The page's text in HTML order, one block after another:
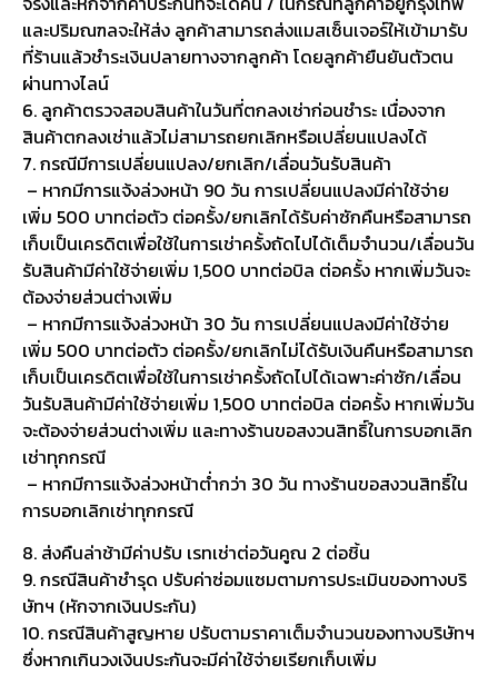
และปริมณฑลจะให้ส่ง ลูกค้าสามารถส่งแมสเซ็นเจอร์ให้เข้ามารับ
ที่ร้านแล้วชำระเงินปลายทางจากลูกค้า โดยลูกค้ายืนยันตัวตน
ผ่านทางไลน์
6. ลูกค้าตรวจสอบสินค้าในวันที่ตกลงเช่าก่อนชำระ เนื่องจาก
สินค้าตกลงเช่าแล้วไม่สามารถยกเลิกหรือเปลี่ยนแปลงได้
7. กรณีมีการเปลี่ยนแปลง/ยกเลิก/เลื่อนวันรับสินค้า
– หากมีการแจ้งล่วงหน้า 90 วัน การเปลี่ยนแปลงมีค่าใช้จ่าย
เพิ่ม 500 บาทต่อตัว ต่อครั้ง/ยกเลิกได้รับค่าซักคืนหรือสามารถ
เก็บเป็นเครดิตเพื่อใช้ในการเช่าครั้งถัดไปได้เต็มจำนวน/เลื่อนวัน
รับสินค้ามีค่าใช้จ่ายเพิ่ม 1,500 บาทต่อบิล ต่อครั้ง หากเพิ่มวันจะ
ต้องจ่ายส่วนต่างเพิ่ม
– หากมีการแจ้งล่วงหน้า 30 วัน การเปลี่ยนแปลงมีค่าใช้จ่าย
เพิ่ม 500 บาทต่อตัว ต่อครั้ง/ยกเลิกไม่ได้รับเงินคืนหรือสามารถ
เก็บเป็นเครดิตเพื่อใช้ในการเช่าครั้งถัดไปได้เฉพาะค่าซัก/เลื่อน
วันรับสินค้ามีค่าใช้จ่ายเพิ่ม 1,500 บาทต่อบิล ต่อครั้ง หากเพิ่มวัน
จะต้องจ่ายส่วนต่างเพิ่ม และทางร้านขอสงวนสิทธิ์ในการบอกเลิก
เช่าทุกกรณี
– หากมีการแจ้งล่วงหน้าต่ำกว่า 30 วัน ทางร้านขอสงวนสิทธิ์ใน
การบอกเลิกเช่าทุกกรณี
8. ส่งคืนล่าช้ามีค่าปรับ เรทเช่าต่อวันคูณ 2 ต่อชิ้น
9. กรณีสินค้าชำรุด ปรับค่าซ่อมแซมตามการประเมินของทางบริ
ษัทฯ (หักจากเงินประกัน)
10. กรณีสินค้าสูญหาย ปรับตามราคาเต็มจำนวนของทางบริษัทฯ
ซึ่งหากเกินวงเงินประกันจะมีค่าใช้จ่ายเรียกเก็บเพิ่ม